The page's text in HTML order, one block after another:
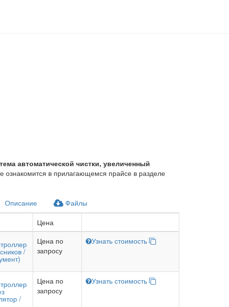
автоматической чистки, увеличенный
ознакомится в прилагающемся прайсе в разделе
Описание
Файлы
Цена
/
Цена по
запросу
Узнать стоимость
/
Цена по
запросу
Узнать стоимость